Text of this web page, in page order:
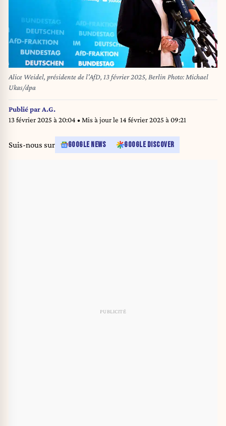
Alice Weidel, présidente de l'AfD, 13 février 2025, Berlin Photo: Michael
Ukas/dpa
Publié parA.G.
13 février 2025 à 20:04 • Mis à jour le 14 février 2025 à 09:21
Suis-nous sur GOOGLE NEWS GOOGLE DISCOVER